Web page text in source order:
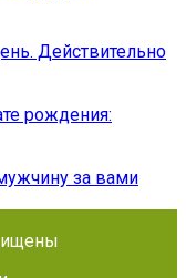
Действительно
рождения:
за вами